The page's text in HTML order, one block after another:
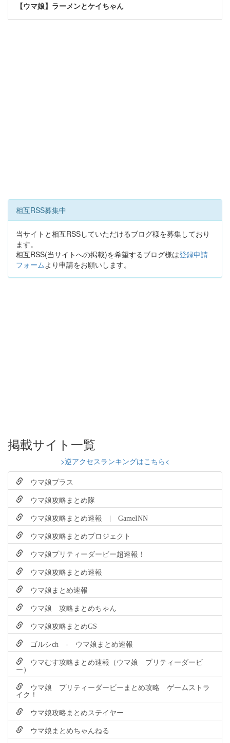
【ウマ娘】ラーメンとケイちゃん
相互RSS募集中
当サイトと相互RSSしていただけるブログ様を募集しており
ます。
相互RSS(当サイトへの掲載)を希望するブログ様は登録申請
フォームより申請をお願いします。
掲載サイト一覧
>逆アクセスランキングはこちら<
ウマ娘プラス
ウマ娘攻略まとめ隊
ウマ娘攻略まとめ速報 | GameINN
ウマ娘攻略まとめプロジェクト
ウマ娘プリティーダービー超速報！
ウマ娘攻略まとめ速報
ウマ娘まとめ速報
ウマ娘 攻略まとめちゃん
ウマ娘攻略まとめGS
ゴルシch - ウマ娘まとめ速報
ウマむす攻略まとめ速報（ウマ娘 プリティーダービ
ー）
ウマ娘 プリティーダービーまとめ攻略 ゲームストラ
イク！
ウマ娘攻略まとめステイヤー
ウマ娘まとめちゃんねる